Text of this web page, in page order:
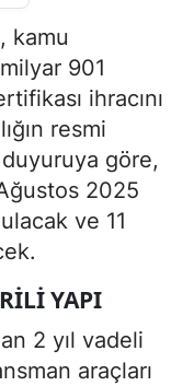
kamu
901
ihracını
resmi
göre,
2025
ve 11
YAPI
2 yıl vadeli
araçları